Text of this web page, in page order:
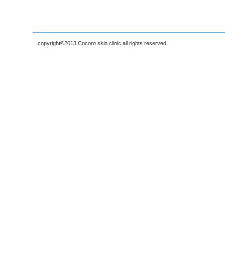
copyright©2013 Cocoro skin clinic all rights reserved.